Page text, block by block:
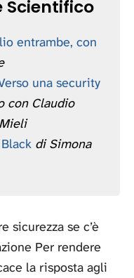
Scientifico
entrambe, con
una security
con Claudio
di Simona
sicurezza se c’è
Per rendere
la risposta agli